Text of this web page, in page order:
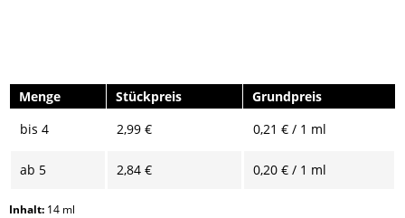
Menge Stückpreis
Grundpreis
bis 4 2,99 € 0,21 € / 1 ml
ab 5 2,84 € 0,20 € / 1 ml
Inhalt: 14 ml